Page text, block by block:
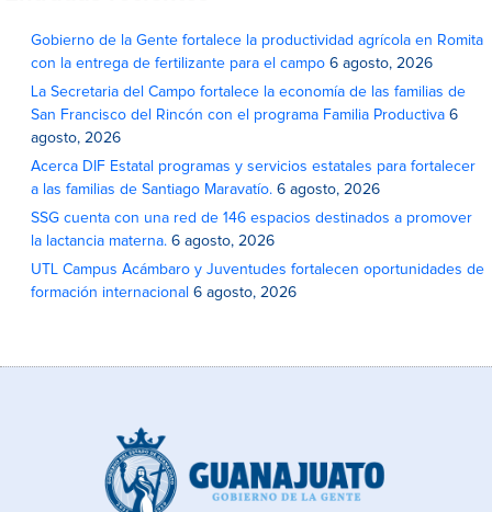
Gobierno de la Gente fortalece la productividad agrícola en Romita
con la entrega de fertilizante para el campo 6 agosto, 2026
La Secretaria del Campo fortalece la economía de las familias de
San Francisco del Rincón con el programa Familia Productiva 6
agosto, 2026
Acerca DIF Estatal programas y servicios estatales para fortalecer
a las familias de Santiago Maravatío. 6 agosto, 2026
SSG cuenta con una red de 146 espacios destinados a promover
la lactancia materna. 6 agosto, 2026
UTL Campus Acámbaro y Juventudes fortalecen oportunidades de
formación internacional 6 agosto, 2026